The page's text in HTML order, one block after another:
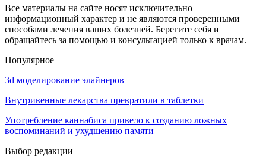
Все материалы на сайте носят исключительно
информационный характер и не являются проверенными
способами лечения ваших болезней. Берегите себя и
обращайтесь за помощью и консультацией только к врачам.
Популярное
3d моделирование элайнеров
Внутривенные лекарства превратили в таблетки
Употребление каннабиса привело к созданию ложных
воспоминаний и ухудшению памяти
Выбор редакции